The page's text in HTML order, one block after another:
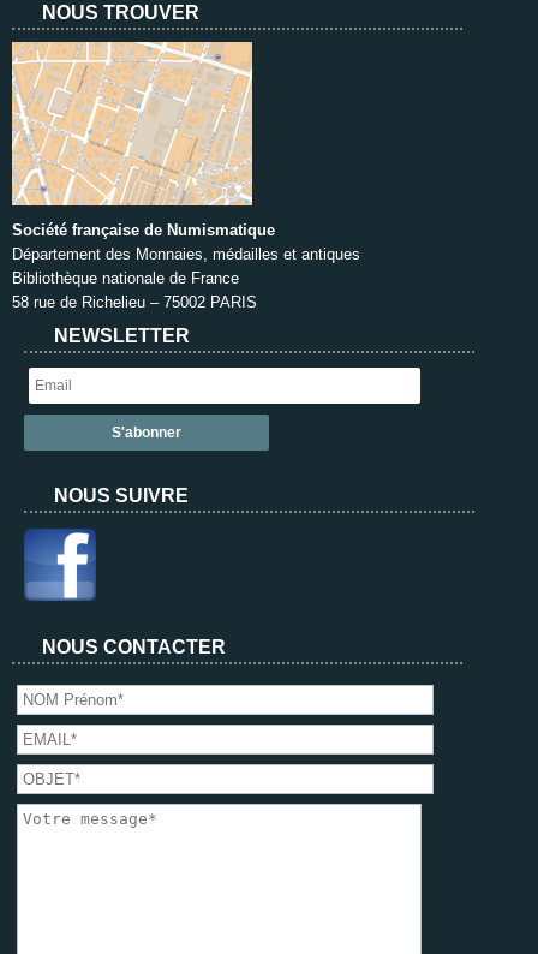
NOUS TROUVER
Société française de Numismatique
Département des Monnaies, médailles et antiques
Bibliothèque nationale de France
58 rue de Richelieu – 75002 PARIS
NEWSLETTER
NOUS SUIVRE
NOUS CONTACTER